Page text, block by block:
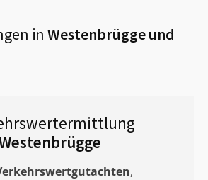
in Westenbrüggeund
,